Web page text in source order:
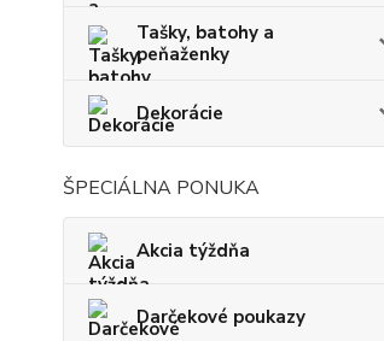
Tašky, batohy a
peňaženky
Dekorácie
ŠPECIÁLNA PONUKA
Akcia týždňa
Darčekové poukazy